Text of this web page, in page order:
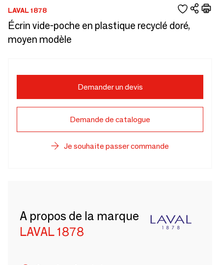
LAVAL 1878
Écrin vide-poche en plastique recyclé doré,
moyen modèle
Demander un devis
Demande de catalogue
Je souhaite passer commande
A propos de la marque
LAVAL 1878